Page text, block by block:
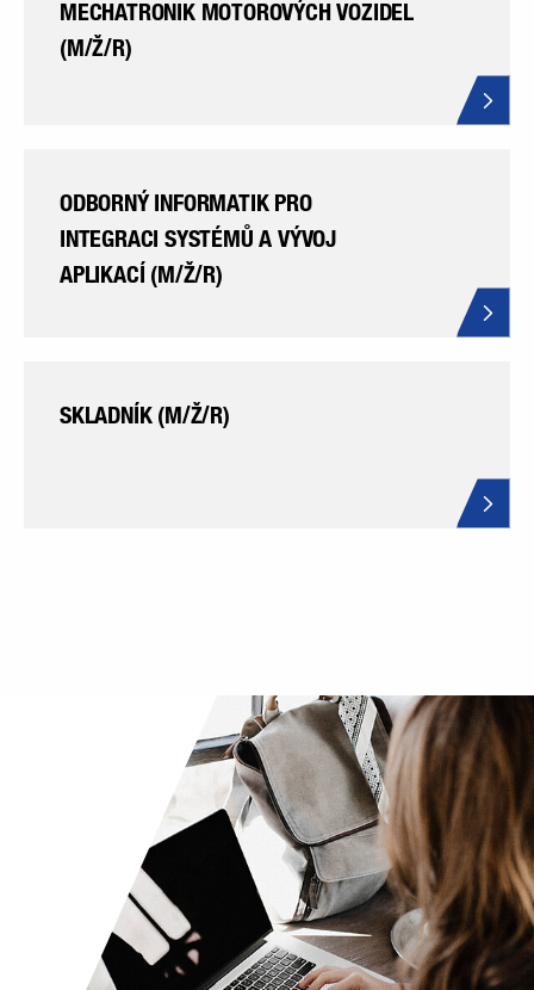
MECHATRONIK MOTOROVÝCH VOZIDEL
(M/Ž/R)
ODBORNÝ INFORMATIK PRO
INTEGRACI SYSTÉMŮ A VÝVOJ
APLIKACÍ (M/Ž/R)
SKLADNÍK (M/Ž/R)